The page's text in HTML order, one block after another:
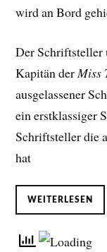
wird an Bord
Der Schriftsteller
Kapitän derMiss
ausgelassener
ein erstklassiger
Schriftsteller die
hat
WEITERLESEN